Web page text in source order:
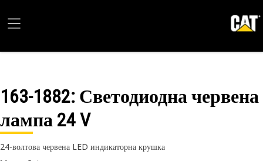
163-1882: Светодиодна червена
лампа 24 V
24-волтова червена LED индикаторна крушка